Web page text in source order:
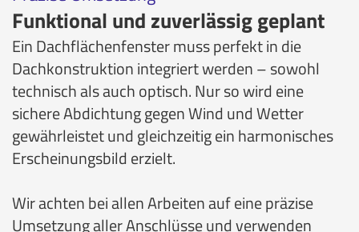
Funktional und zuverlässig geplant
Ein Dachflächenfenster muss perfekt in die
Dachkonstruktion integriert werden – sowohl
technisch als auch optisch. Nur so wird eine
sichere Abdichtung gegen Wind und Wetter
gewährleistet und gleichzeitig ein harmonisches
Erscheinungsbild erzielt.
Wir achten bei allen Arbeiten auf eine präzise
Umsetzung aller Anschlüsse und verwenden